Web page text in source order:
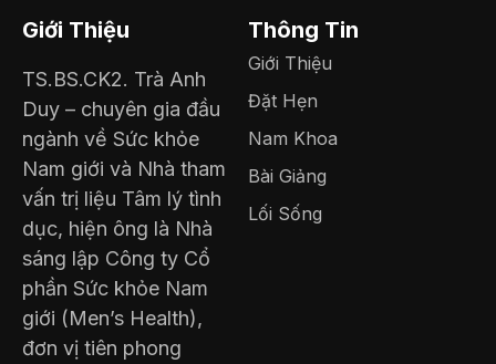
Giới Thiệu
TS.BS.CK2. Trà Anh
Duy – chuyên gia đầu
ngành về Sức khỏe
Nam giới và Nhà tham
vấn trị liệu Tâm lý tình
dục, hiện ông là Nhà
sáng lập Công ty Cổ
phần Sức khỏe Nam
giới (Men’s Health),
đơn vị tiên phong
Thông Tin
Giới Thiệu
Đặt Hẹn
Nam Khoa
Bài Giảng
Lối Sống